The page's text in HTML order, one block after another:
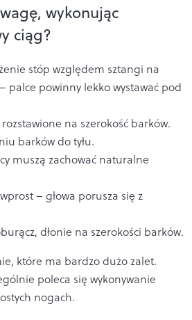
wykonując
ciąg?
stóp względem sztangi na
palce powinny lekko wystawać pod
na szerokość barków.
barków do tyłu.
muszą zachować naturalne
– głowa porusza się z
dłonie na szerokości barków.
które ma bardzo dużo zalet.
poleca się wykonywanie
nogach.